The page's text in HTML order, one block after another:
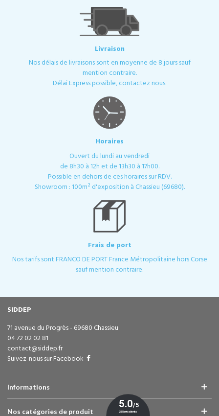
Livraison
Nos délais de livraisons sont en moyenne de 8 jours sauf
mention contraire.
Délai Express possible, contactez nous.
Horaires
Ouvert du lundi au vendredi
de 8h30 à 12h et de 13h30 à 17h00.
Possible en dehors de ces horaires sur RDV.
Showroom : 100m² d'exposition à Chassieu (69680).
Frais de port
Nos tarifs sont FRANCO DE PORT France Métropolitaine hors Corse
sauf mention contraire.
SIDDEP
71 avenue du Progrès - 69680 Chassieu
04 72 02 02 81
contact@siddep.fr
Suivez-nous sur Facebook
Informations
Nos catégories de produit